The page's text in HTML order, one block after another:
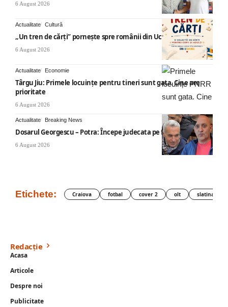
6 August 2026
Actualitate Cultură
„Un tren de cărți” pornește spre românii din Ucraina
6 August 2026
Actualitate Economie
Târgu Jiu: Primele locuințe pentru tineri sunt gata. Cine are
prioritate
6 August 2026
Actualitate Breaking News
Dosarul Georgescu – Potra: Începe judecata pe fond
6 August 2026
Etichete: Craiova fotbal cover 2 olt slatina
Redacție
Acasa
Articole
Despre noi
Publicitate